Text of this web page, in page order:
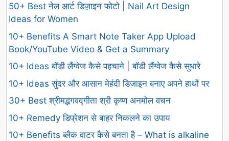
50+ Best नेल आर्ट डिज़ाइन फोटो | Nail Art Design
Ideas for Women
10+ Benefits A Smart Note Taker App Upload
Book/YouTube Video & Get a Summary
10+ Ideas बॉडी लैंग्वेज कैसे पहचाने | बॉडी लैंग्वेज कैसे सुधारे
10+ Ideas सुंदर और आसान मेहंदी डिजाइन बनाए अपने हाथों पर
30+ Best श्रीमद्भगवद्गीता श्री कृष्ण अनमोल वचन
10+ Remedy डिप्रेशन से बाहर निकलने का उपाय
10+ Benefits ब्लैक वाटर कैसे बनता है – What is alkaline